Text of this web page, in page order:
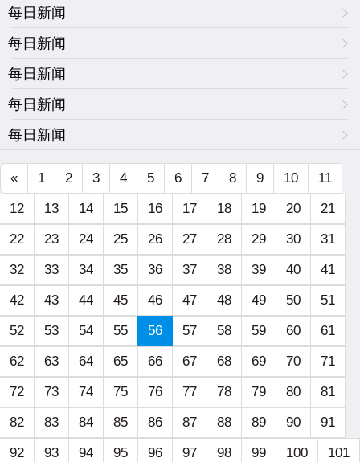
每日新闻
每日新闻
每日新闻
每日新闻
每日新闻
« 1 2 3 4 5 6 7 8 9 10
11
12
13 14 15 16 17 18 19 20
21
22
23 24 25 26 27 28 29 30
31
32
33 34 35 36 37 38 39 40
41
42
43 44 45 46 47 48 49 50
51
52
53 54 55 56 57 58 59 60
61
62
63 64 65 66 67 68 69 70
71
72
73 74 75 76 77 78 79 80
81
82
83 84 85 86 87 88 89 90
91
92
93 94 95 96 97 98 99 100 101